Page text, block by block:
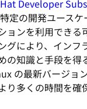
Developer
定の開発ユースケ
ョンを利用できる
グにより、インフ
の知識と手段を得
の最新バージョ
り多くの時間を確